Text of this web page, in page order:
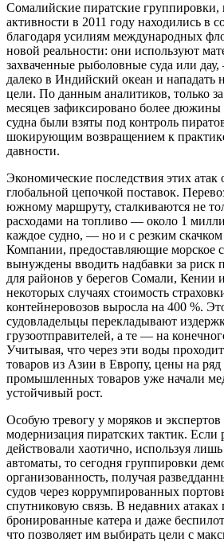
Сомалийские пиратские группировки,
активности в 2011 году находились в
благодаря усилиям международных
новой реальности: они используют
захваченные рыболовные суда или
далеко в Индийский океан и
цели. По данным аналитиков, только
месяцев зафиксировано более дюжины
судна были взяты под контроль
шокирующим возвращением к
давности.
Экономические последствия этих
глобальной цепочкой поставок.
южному маршруту, сталкиваются не
расходами на топливо — около 1
каждое судно, — но и с резким
Компании, предоставляющие морское
вынуждены вводить надбавки за риск
для районов у берегов Сомали, Кении
некоторых случаях стоимость
контейнеровозов выросла на 400 %.
судовладельцы перекладывают
грузоотправителей, а те — на
Учитывая, что через эти воды проходит
товаров из Азии в Европу, цены на ряд
промышленных товаров уже начали
устойчивый рост.
Особую тревогу у моряков и
модернизация пиратских тактик.
действовали хаотично, используя
автоматы, то сегодня группировки
организованность, получая
судов через коррумпированных
спутниковую связь. В недавних атаках
бронированные катера и даже
что позволяет им выбирать цели с